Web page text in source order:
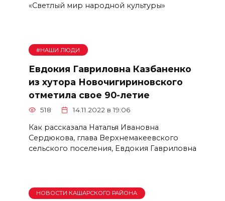
«Светлый мир народной культуры»
#НАШИ ЛЮДИ
Евдокия Гавриловна Казбаненко
из хутора Новочигириновского
отметила свое 90-летие
518 14.11.2022 в 19:06
Как рассказала Наталья Ивановна
Сердюкова, глава Верхнемакеевского
сельского поселения, Евдокия Гавриловна
НОВОСТИ КАШАРСКОГО РАЙОНА